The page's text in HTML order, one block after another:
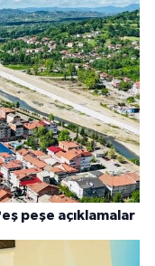
peşe açıklamalar